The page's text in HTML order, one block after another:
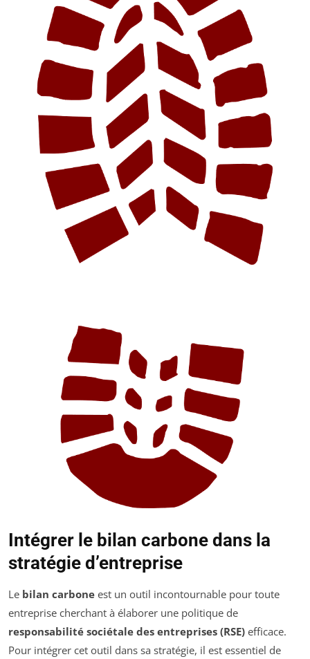
Intégrer le bilan carbone dans la
stratégie d’entreprise
Le bilan carbone est un outil incontournable pour toute
entreprise cherchant à élaborer une politique de
responsabilité sociétale des entreprises (RSE) efficace.
Pour intégrer cet outil dans sa stratégie, il est essentiel de